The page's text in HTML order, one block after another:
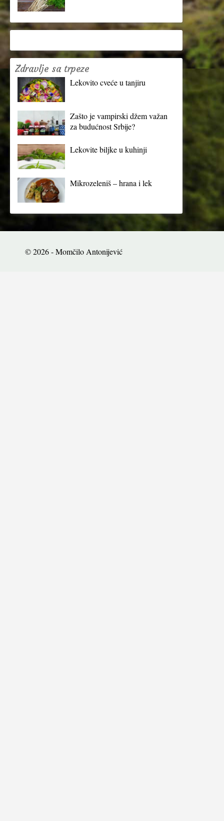
Zdravlje sa trpeze
Lekovito cveće u tanjiru
Zašto je vampirski džem važan
za budućnost Srbije?
Lekovite biljke u kuhinji
Mikrozeleniš – hrana i lek
© 2026 - Momčilo Antonijević